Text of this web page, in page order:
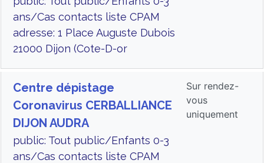
ans/Cas contacts liste CPAM
adresse: 1 Place Auguste Dubois
21000 Dijon (Cote-D-or
Centre dépistage
Coronavirus CERBALLIANCE
DIJON AUDRA
public: Tout public/Enfants 0-3
ans/Cas contacts liste CPAM
Sur rendez-
vous
uniquement